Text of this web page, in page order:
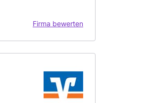
Firma bewerten